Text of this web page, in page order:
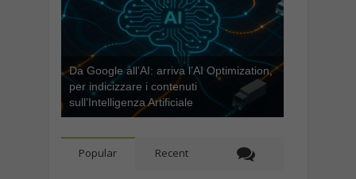
Da Google all’AI: arriva l’AI Optimization,
per indicizzare i contenuti
sull’Intelligenza Artificiale
Popular Recent